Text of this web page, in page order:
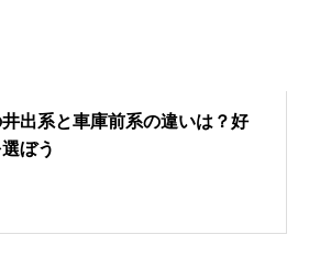
出系と車庫前系の違いは？好
ぼう